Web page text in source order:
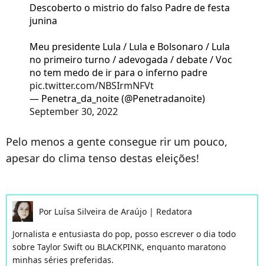
Descoberto o mistrio do falso Padre de festa
junina
Meu presidente Lula / Lula e Bolsonaro / Lula
no primeiro turno / adevogada / debate / Voc
no tem medo de ir para o inferno padre
pic.twitter.com/NBSIrmNFVt
— Penetra_da_noite (@Penetradanoite)
September 30, 2022
Pelo menos a gente consegue rir um pouco,
apesar do clima tenso destas eleições!
Por Luísa Silveira de Araújo | Redatora
Jornalista e entusiasta do pop, posso escrever o dia todo
sobre Taylor Swift ou BLACKPINK, enquanto maratono
minhas séries preferidas.